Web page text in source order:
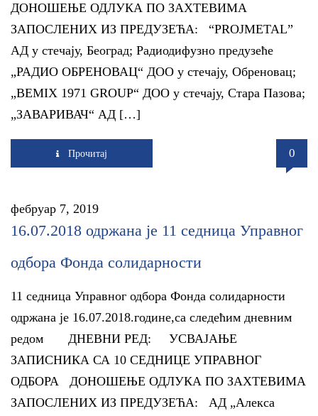
ДОНОШЕЊЕ ОДЛУКА ПО ЗАХТЕВИМА
ЗАПОСЛЕНИХ ИЗ ПРЕДУЗЕЋА: “PROJMETAL”
AД у стечају, Београд; Радиодифузно предузеће
„РАДИО ОБРЕНОВАЦ“ ДОО у стечају, Обреновац;
„BEMIX 1971 GROUP“ ДОО у стечају, Стара Пазова;
„ЗАВАРИВАЧ“ АД […]
Прочитај 0
фебруар 7, 2019
16.07.2018 одржана је 11 седница Управног
одбора Фонда солидарности
11 седница Управног одбора Фонда солидарности
одржана је 16.07.2018.године,са следећим дневним
редом ДНЕВНИ РЕД: УСВАЈАЊЕ
ЗАПИСНИКА СА 10 СЕДНИЦЕ УПРАВНОГ
ОДБОРА ДОНОШЕЊЕ ОДЛУКА ПО ЗАХТЕВИМА
ЗАПОСЛЕНИХ ИЗ ПРЕДУЗЕЋА: АД „Алекса